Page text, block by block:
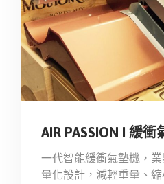
AIR PASSION I 緩衝
一代智能緩衝氣墊機，
量化設計，減輕重量、